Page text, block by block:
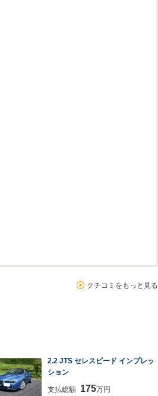
クチコミをもっと見る
2.2 JTS セレスピード インプレッ
ション
支払総額 175万円